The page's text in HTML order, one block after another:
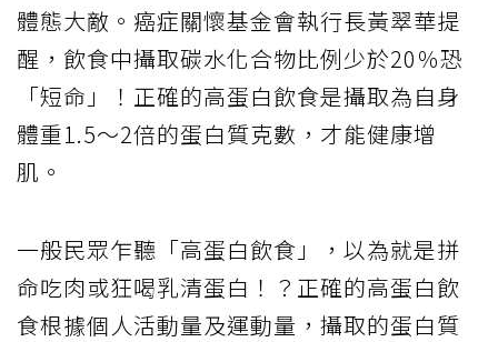
體態大敵。癌症關懷基金會執行長黃翠華提
醒，飲食中攝取碳水化合物比例少於20％恐
「短命」！正確的高蛋白飲食是攝取為自身
體重1.5～2倍的蛋白質克數，才能健康增
肌。
一般民眾乍聽「高蛋白飲食」，以為就是拼
命吃肉或狂喝乳清蛋白！？正確的高蛋白飲
食根據個人活動量及運動量，攝取的蛋白質